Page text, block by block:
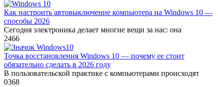
Как настроить автовыключение компьютера на Windows 10 —
способы 2026
Сегодня электроника делает многие вещи за нас: она
2466
Точка восстановления Windows 10 — почему ее стоит
обязательно сделать в 2026 году
В пользовательской практике с компьютерами происходят
0368